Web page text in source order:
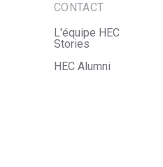
CONTACT
L'équipe HEC
Stories
HEC Alumni